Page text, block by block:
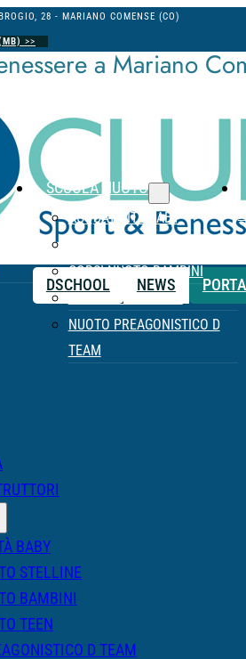
28 - MARIANO COMENSE (CO)
>>
a Mariano
DSCHOOL NEWS
SCUOLA NUOTO
ACQUATICITÀ BABY
CORSI NUOTO BAMBINI
CORSI NUOTO TEEN
NUOTO PREAGONISTICO D
TEAM
BABY
STELLINE
BAMBINI
TEEN
D TEAM